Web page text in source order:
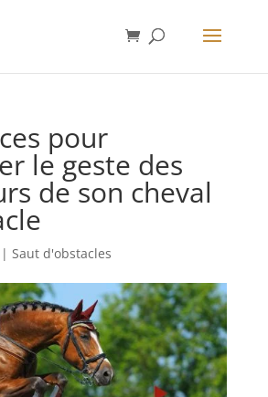
pour
le geste des
de son cheval
| Saut d'obstacles